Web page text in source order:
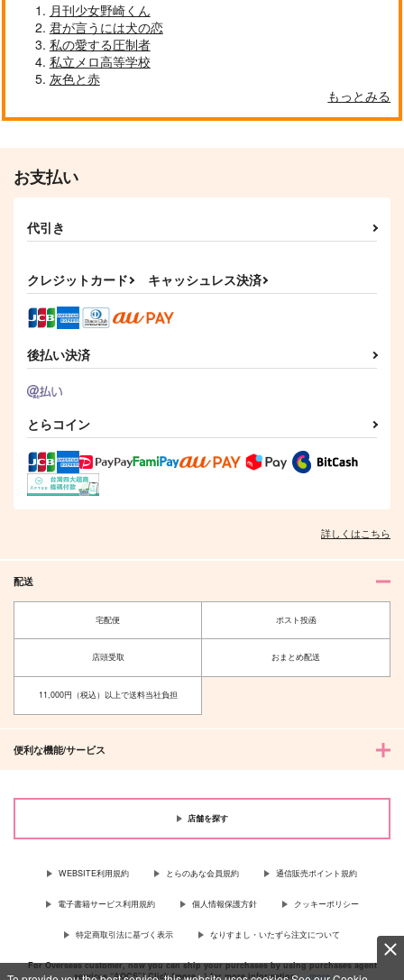
Extra Lap, One Roo
白線
小宮×トガシ
作品詳細
告白
1,415円（税込）
作品詳細
月刊少女野崎くん
君が言うには犬の恋
私の愛する圧制者
私立メロ高等学校
灰色と赤
もっとみる
お支払い
代引き
クレジットカード キャッシュレス決済
後払い決済
とらコイン
詳しくはこちら
配送
宅配便 ポスト投函
店頭受取 おまとめ配送
11,000円（税込）以上で送料当社負担
便利な機能/サービス
店舗を探す
WEBSITE利用規約 とらのあな会員規約 通信販売ポイント規約
電子書籍サービス利用規約 個人情報保護方針 クッキーポリシー
特定商取引法に基づく表示 なりすまし・いたずら注文について
For Overseas customer, now you can ship your purchases by using purchases agent
services “AOCS”! Click {more…} for more information …more